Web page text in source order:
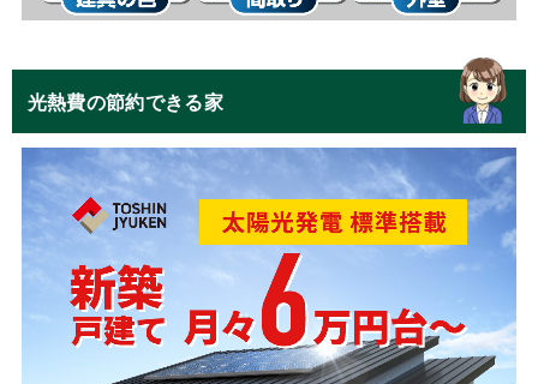
光熱費の節約できる家